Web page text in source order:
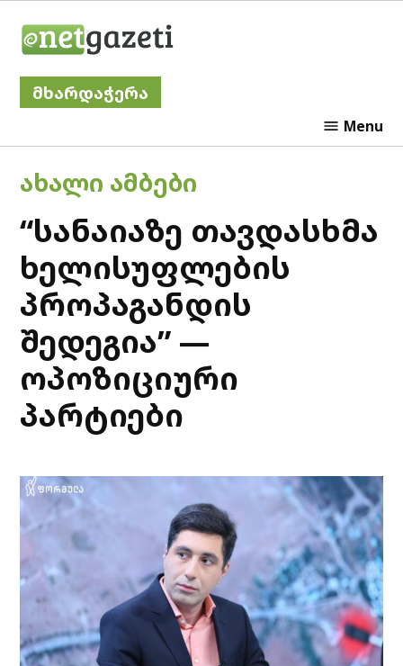
მხარდაჭერა
Menu
POSTED
IN
ᲐᲮᲐᲚᲘ ᲐᲛᲑᲔᲑᲘ
“სანაიაზე თავდასხმა
ხელისუფლების
პროპაგანდის
შედეგია” —
ოპოზიციური
პარტიები